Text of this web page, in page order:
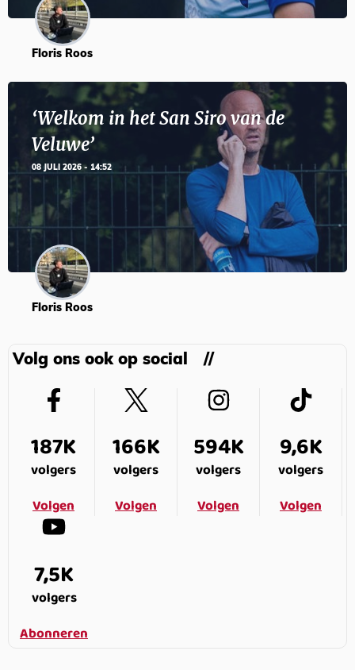
Floris Roos
‘Welkom in het San Siro van de
Veluwe’
08 JULI 2026 - 14:52
Floris Roos
Volg ons ook op social
187K
volgers
Volgen
166K
volgers
Volgen
594K
volgers
Volgen
9,6K
volgers
Volgen
7,5K
volgers
Abonneren